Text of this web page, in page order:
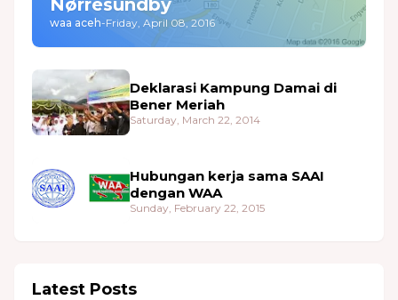
Nørresundby
waa aceh-Friday, April 08, 2016
Deklarasi Kampung Damai di
Bener Meriah
Saturday, March 22, 2014
Hubungan kerja sama SAAI
dengan WAA
Sunday, February 22, 2015
Latest Posts